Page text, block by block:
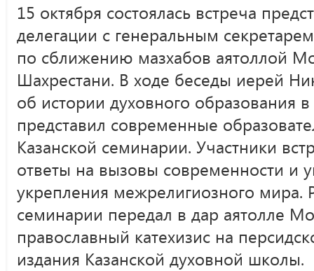
15 октября состоялась встреча
делегации с генеральным
по сближению мазхабов аятоллой
Шахрестани. В ходе беседы иерей
об истории духовного образования
представил современные
Казанской семинарии. Участники
ответы на вызовы современности и
укрепления межрелигиозного мира.
семинарии передал в дар аятолле
православный катехизис на
издания Казанской духовной школы.